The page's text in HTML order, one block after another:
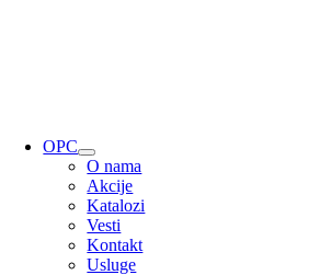
OPC
O nama
Akcije
Katalozi
Vesti
Kontakt
Usluge